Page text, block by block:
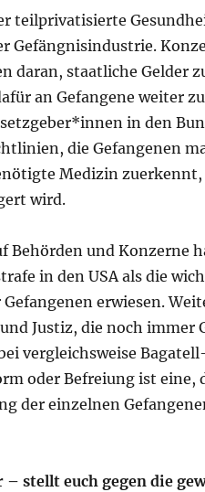
teilprivatisierte
Gefängnisindustrie.
daran, staatliche Gelder
an Gefangene weiter
in den
die Gefangenen
Medizin zuerkennt,
wird.
Behörden und Konzerne
in den USA als die
erwiesen.
Justiz, die noch immer
vergleichsweise
oder Befreiung ist eine,
der einzelnen
stellt euch gegen die